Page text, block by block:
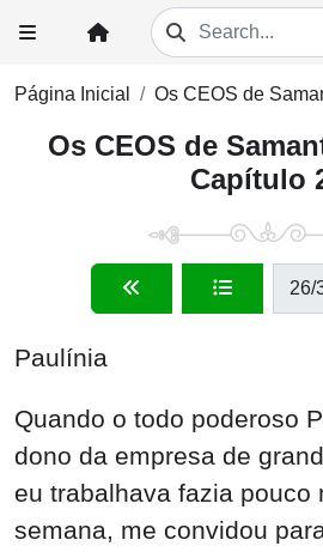
Página Inicial Os CEOS de
Os CEOS de
Capítulo
26/
Paulínia
Quando o todo poderoso
dono da empresa de
eu trabalhava fazia pouco
semana, me convidou